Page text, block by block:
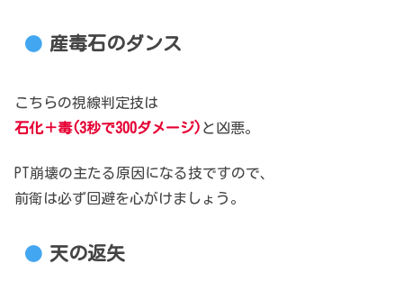
産毒石のダンス
こちらの視線判定技は
石化＋毒(3秒で300ダメージ) と凶悪。
PT崩壊の主たる原因になる技ですので、
前衛は必ず回避を心がけましょう。
天の返矢